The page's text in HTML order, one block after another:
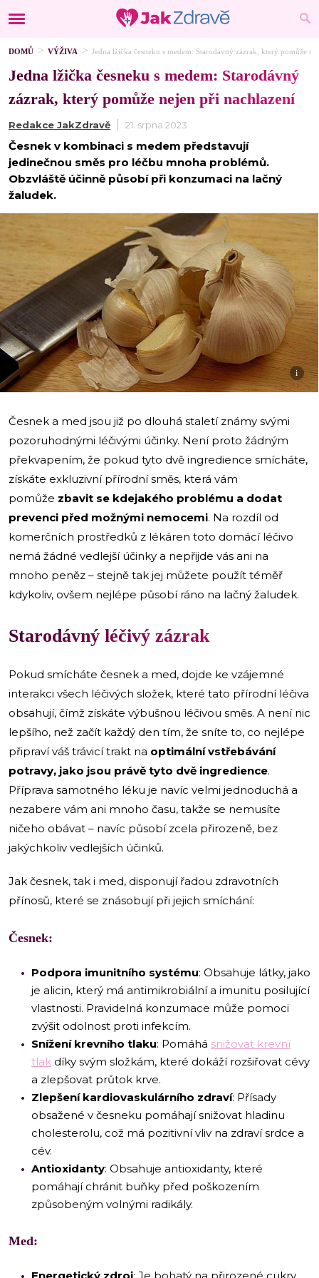
DOMŮ VÝŽIVA Jedna lžička česneku s medem: Starodávný zázrak, který pomůže
Jedna lžička česneku s medem: Starodávný
zázrak, který pomůže nejen při nachlazení
Redakce JakZdravě 21. srpna 2023
Česnek v kombinaci s medem představují
jedinečnou směs pro léčbu mnoha problémů.
Obzvláště účinně působí při konzumaci na lačný
žaludek.
i
Česnek a med jsou již po dlouhá staletí známy svými
pozoruhodnými léčivými účinky. Není proto žádným
překvapením, že pokud tyto dvě ingredience smícháte,
získáte exkluzivní přírodní směs, která vám
pomůže zbavit se kdejakého problému a dodat
prevenci před možnými nemocemi. Na rozdíl od
komerčních prostředků z lékáren toto domácí léčivo
nemá žádné vedlejší účinky a nepřijde vás ani na
mnoho peněz – stejně tak jej můžete použít téměř
kdykoliv, ovšem nejlépe působí ráno na lačný žaludek.
Starodávný léčivý zázrak
Pokud smícháte česnek a med, dojde ke vzájemné
interakci všech léčivých složek, které tato přírodní léčiva
obsahují, čímž získáte výbušnou léčivou směs. A není nic
lepšího, než začít každý den tím, že sníte to, co nejlépe
připraví váš trávicí trakt na optimální vstřebávání
potravy, jako jsou právě tyto dvě ingredience.
Příprava samotného léku je navíc velmi jednoduchá a
nezabere vám ani mnoho času, takže se nemusíte
ničeho obávat – navíc působí zcela přirozeně, bez
jakýchkoliv vedlejších účinků.
Jak česnek, tak i med, disponují řadou zdravotních
přínosů, které se znásobují při jejich smíchání:
Česnek:
Podpora imunitního systému: Obsahuje látky, jako
je alicin, který má antimikrobiální a imunitu posilující
vlastnosti. Pravidelná konzumace může pomoci
zvýšit odolnost proti infekcím.
Snížení krevního tlaku: Pomáhá snižovat krevní
tlak díky svým složkám, které dokáží rozšiřovat cévy
a zlepšovat průtok krve.
Zlepšení kardiovaskulárního zdraví: Přísady
obsažené v česneku pomáhají snižovat hladinu
cholesterolu, což má pozitivní vliv na zdraví srdce a
cév.
Antioxidanty: Obsahuje antioxidanty, které
pomáhají chránit buňky před poškozením
způsobeným volnými radikály.
Med: